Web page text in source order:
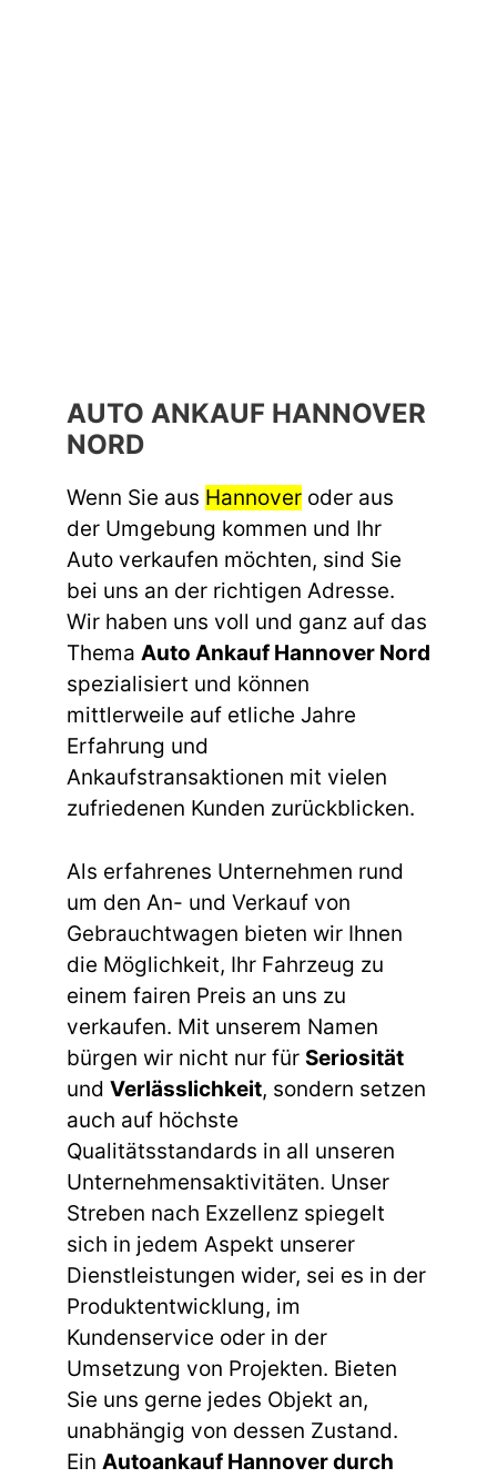
AUTO ANKAUF HANNOVER
NORD
Wenn Sie aus Hannover oder aus
der Umgebung kommen und Ihr
Auto verkaufen möchten, sind Sie
bei uns an der richtigen Adresse.
Wir haben uns voll und ganz auf das
Thema Auto Ankauf Hannover Nord
spezialisiert und können
mittlerweile auf etliche Jahre
Erfahrung und
Ankaufstransaktionen mit vielen
zufriedenen Kunden zurückblicken.
Als erfahrenes Unternehmen rund
um den An- und Verkauf von
Gebrauchtwagen bieten wir Ihnen
die Möglichkeit, Ihr Fahrzeug zu
einem fairen Preis an uns zu
verkaufen. Mit unserem Namen
bürgen wir nicht nur für Seriosität
und Verlässlichkeit, sondern setzen
auch auf höchste
Qualitätsstandards in all unseren
Unternehmensaktivitäten. Unser
Streben nach Exzellenz spiegelt
sich in jedem Aspekt unserer
Dienstleistungen wider, sei es in der
Produktentwicklung, im
Kundenservice oder in der
Umsetzung von Projekten. Bieten
Sie uns gerne jedes Objekt an,
unabhängig von dessen Zustand.
Ein Autoankauf Hannover durch